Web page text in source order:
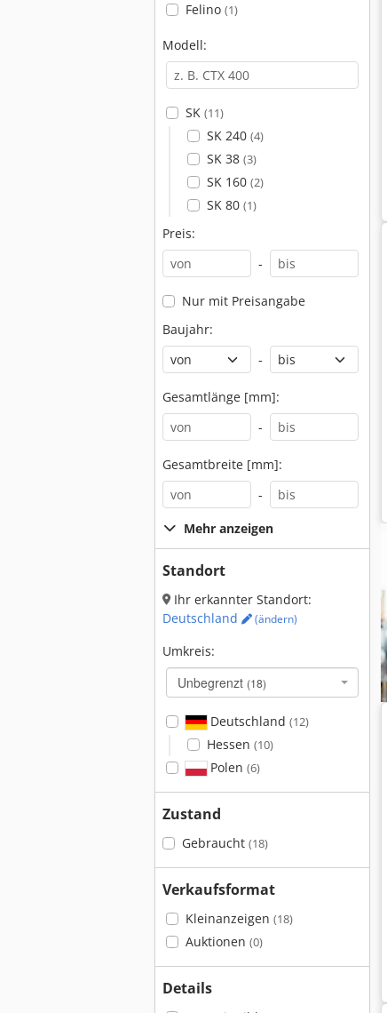
Felino (1)
Modell:
SK (11)
SK 240 (4)
SK 38 (3)
SK 160 (2)
SK 80 (1)
Preis:
-
Nur mit Preisangabe
Baujahr:
-
Gesamtlänge [mm]:
-
Gesamtbreite [mm]:
-
Mehr anzeigen
Standort
Ihr erkannter Standort:
Deutschland
(ändern)
Umkreis:
Unbegrenzt (18)
Deutschland (12)
Hessen (10)
Polen (6)
Zustand
Gebraucht (18)
Verkaufsformat
Kleinanzeigen (18)
Auktionen (0)
Details